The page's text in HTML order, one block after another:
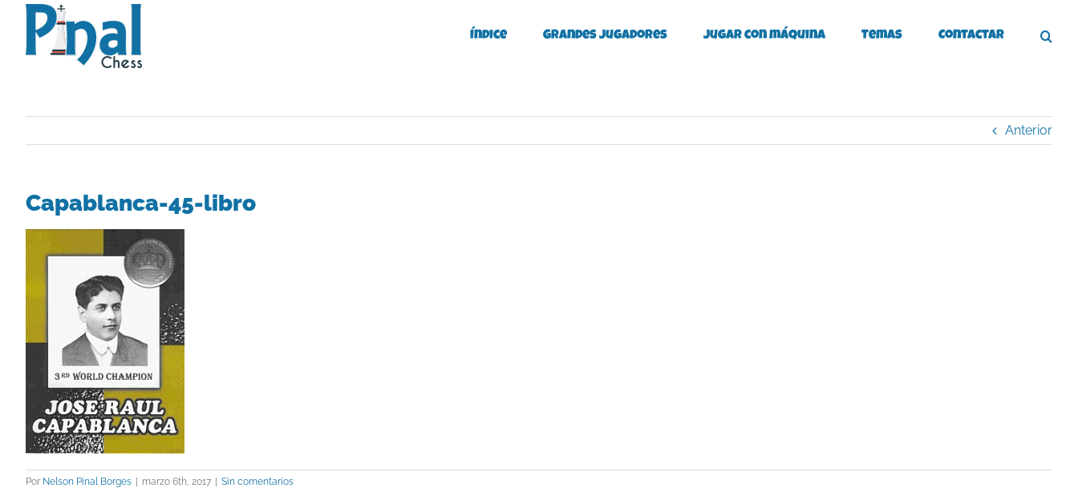
Saltar
contenido
Índice Grandes Jugadores Jugar con máquina Temas Contactar
Anterior
Capablanca-45-libro
Por Nelson Pinal Borges | marzo 6th, 2017 | Sin comentarios